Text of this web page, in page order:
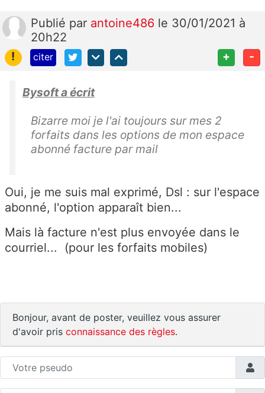
Publié par antoine486 le 30/01/2021 à
20h22
!
citer + -
Bysoft a écrit
Bizarre moi je l'ai toujours sur mes 2
forfaits dans les options de mon espace
abonné facture par mail
Oui, je me suis mal exprimé, Dsl : sur l'espace
abonné, l'option apparaît bien...
Mais là facture n'est plus envoyée dans le
courriel... (pour les forfaits mobiles)
Bonjour, avant de poster, veuillez vous assurer
d'avoir pris connaissance des règles.